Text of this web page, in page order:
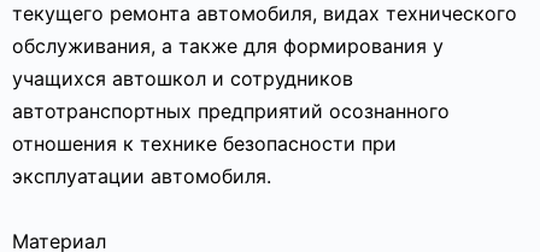
текущего ремонта автомобиля, видах технического
обслуживания, а также для формирования у
учащихся автошкол и сотрудников
автотранспортных предприятий осознанного
отношения к технике безопасности при
эксплуатации автомобиля.
Материал